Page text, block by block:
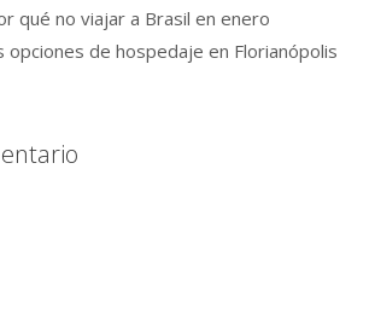
qué no viajar a Brasil en enero
opciones de hospedaje en Florianópolis